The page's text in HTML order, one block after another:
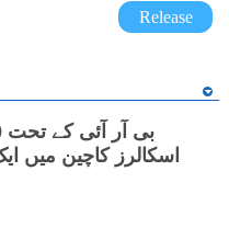
Release
اسکالرز کاچین میں